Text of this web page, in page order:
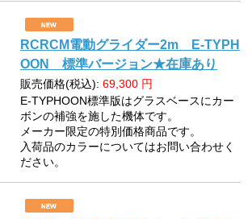
RCRCM電動グライダー2m E-TYPH
OON 標準バージョン★在庫あり
販売価格(税込): 69,300 円
E-TYPHOON標準版はグラスベースにカー
ボンの補強を施した機体です。
メーカー限定の特別価格商品です。
入荷品のカラーについてはお問い合わせく
ださい。